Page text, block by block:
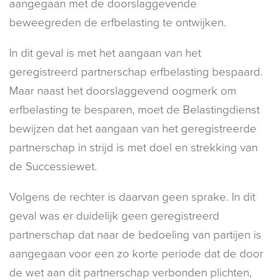
aangegaan met de doorslaggevende
beweegreden de erfbelasting te ontwijken.
In dit geval is met het aangaan van het
geregistreerd partnerschap erfbelasting bespaard.
Maar naast het doorslaggevend oogmerk om
erfbelasting te besparen, moet de Belastingdienst
bewijzen dat het aangaan van het geregistreerde
partnerschap in strijd is met doel en strekking van
de Successiewet.
Volgens de rechter is daarvan geen sprake. In dit
geval was er duidelijk geen geregistreerd
partnerschap dat naar de bedoeling van partijen is
aangegaan voor een zo korte periode dat de door
de wet aan dit partnerschap verbonden plichten,